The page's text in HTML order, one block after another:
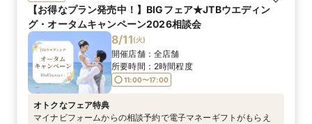
【お得なプラン発売中！】BIGフェア★JTBウエディン
グ・オータムキャンペーン2026相談会
8/11(火)
開催店舗： 全店舗
所要時間： 2時間程度
11:00〜17:00
オトクなフェア特典
マイナビフォームからの相談予約で電子マネーギフトがもらえ